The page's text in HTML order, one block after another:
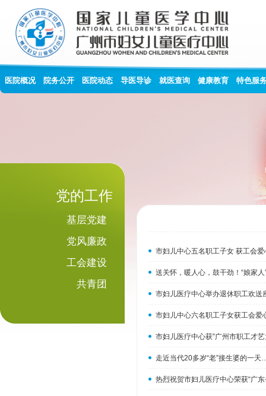
医院概况 院务公开 医院动态 导医导诊 就医查询 健康教育 特色服
党的工作
基层党建
党风廉政
工会建设
共青团
市妇儿中心五名职工子女 获工会
送关怀，暖人心，鼓干劲！“娘家
市妇儿医疗中心举办退休职工欢送
市妇儿中心六名职工子女获工会爱
市妇儿医疗中心获”广州市职工才
走近当代20多岁“老”接生婆的一
热烈祝贺市妇儿医疗中心荣获“广